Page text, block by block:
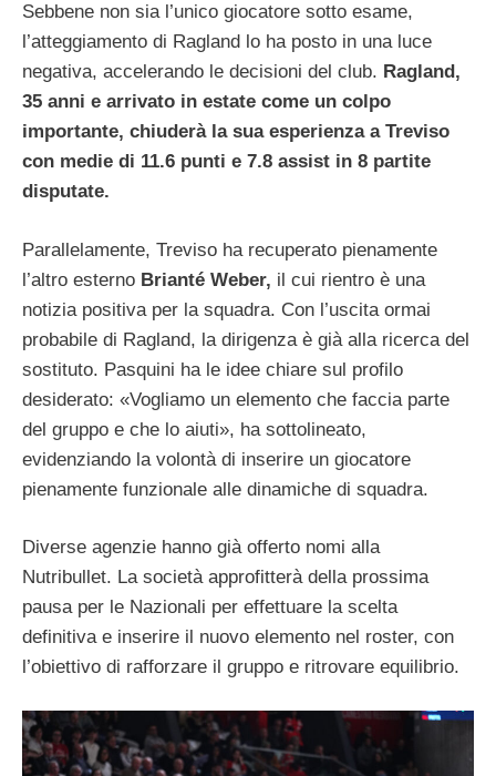
Sebbene non sia l’unico giocatore sotto esame,
l’atteggiamento di Ragland lo ha posto in una luce
negativa, accelerando le decisioni del club. Ragland,
35 anni e arrivato in estate come un colpo
importante, chiuderà la sua esperienza a Treviso
con medie di 11.6 punti e 7.8 assist in 8 partite
disputate.
Parallelamente, Treviso ha recuperato pienamente
l’altro esterno Brianté Weber, il cui rientro è una
notizia positiva per la squadra. Con l’uscita ormai
probabile di Ragland, la dirigenza è già alla ricerca del
sostituto. Pasquini ha le idee chiare sul profilo
desiderato: «Vogliamo un elemento che faccia parte
del gruppo e che lo aiuti», ha sottolineato,
evidenziando la volontà di inserire un giocatore
pienamente funzionale alle dinamiche di squadra.
Diverse agenzie hanno già offerto nomi alla
Nutribullet. La società approfitterà della prossima
pausa per le Nazionali per effettuare la scelta
definitiva e inserire il nuovo elemento nel roster, con
l’obiettivo di rafforzare il gruppo e ritrovare equilibrio.